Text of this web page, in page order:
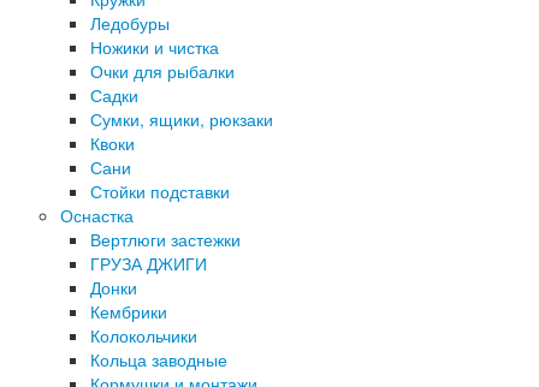
Ледобуры
Ножики и чистка
Очки для рыбалки
Садки
Сумки, ящики, рюкзаки
Квоки
Сани
Стойки подставки
Оснастка
Вертлюги застежки
ГРУЗА ДЖИГИ
Донки
Кембрики
Колокольчики
Кольца заводные